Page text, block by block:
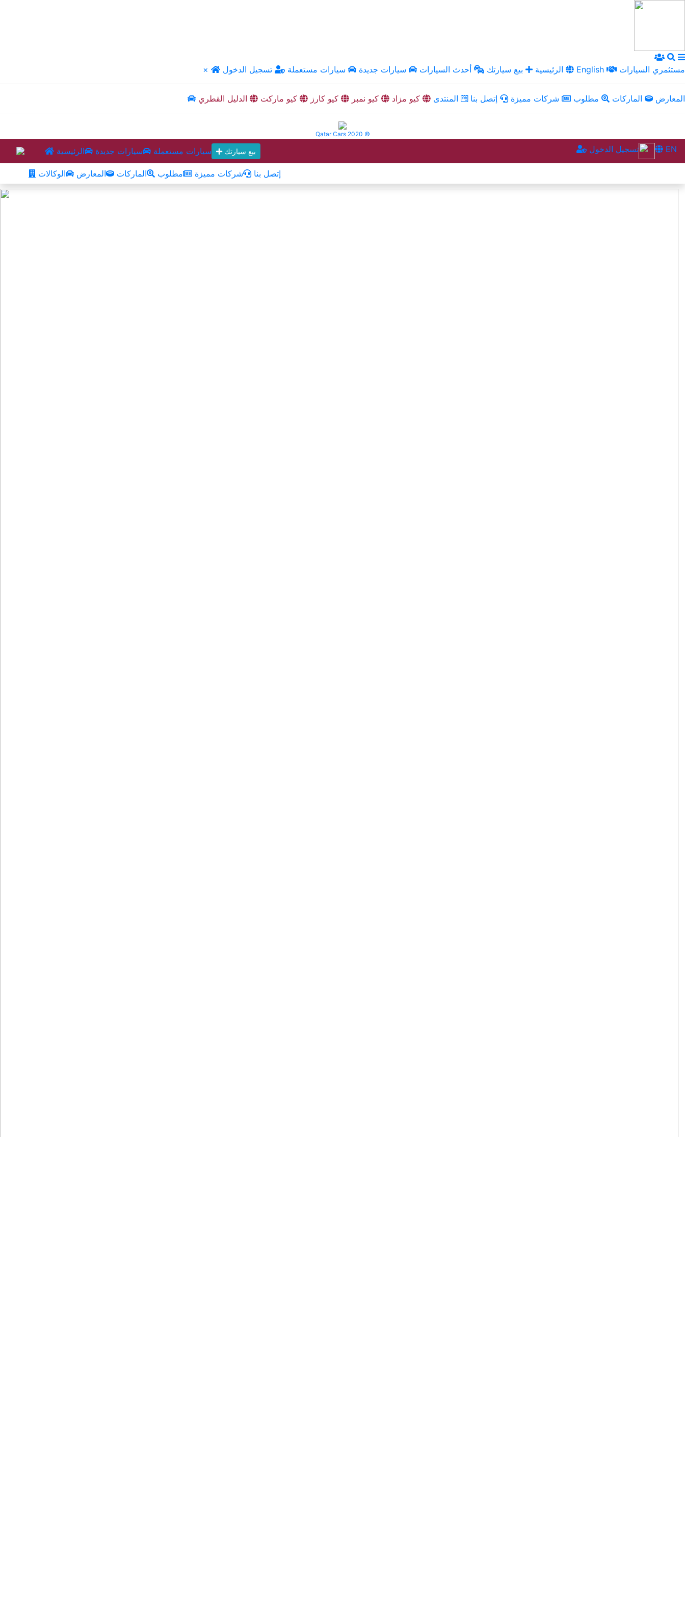
× الرئيسية بيع سيارتك أحدث السيارات سيارات جديدة سيارات مستعملة تسجيل الدخول English مستثمري السيارات
المعارض الماركات مطلوب شركات مميزة إتصل بنا المنتدى كيو مزاد كيو نمبر كيو كارز كيو ماركت الدليل القطري
Qatar Cars 2020 ©
الرئيسية سيارات جديدة سيارات مستعملة بيع سيارتك تسجيل الدخول EN
الوكالات المعارض الماركات مطلوب شركات مميزة إتصل بنا